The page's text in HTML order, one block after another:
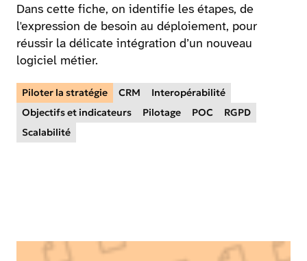
Dans cette fiche, on identifie les étapes, de
l'expression de besoin au déploiement, pour
réussir la délicate intégration d’un nouveau
logiciel métier.
Piloter la stratégie CRM
Interopérabilité
Objectifs et indicateurs
Pilotage POC
RGPD
Scalabilité